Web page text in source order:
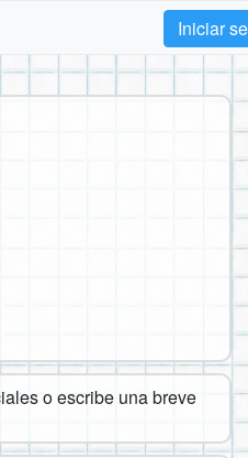
Iniciar
o escribe una breve